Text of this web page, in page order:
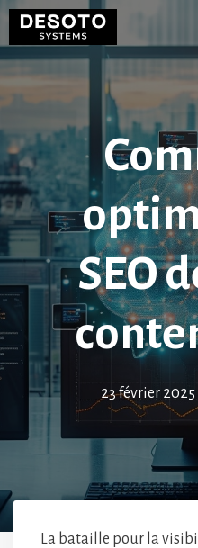
Aller
contenu
SEO
23 février 2025
La bataille pour la